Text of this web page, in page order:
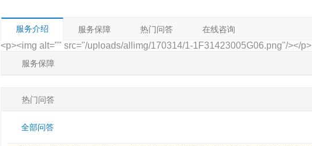
服务介绍 服务保障 热门问答 在线咨询
<p><img alt="" src="/uploads/allimg/170314/1-1F31423005G06.png"/></p>
服务保障
热门问答
全部问答